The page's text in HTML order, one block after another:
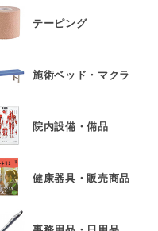
テーピング
施術ベッド・マクラ
院内設備・備品
健康器具・販売商品